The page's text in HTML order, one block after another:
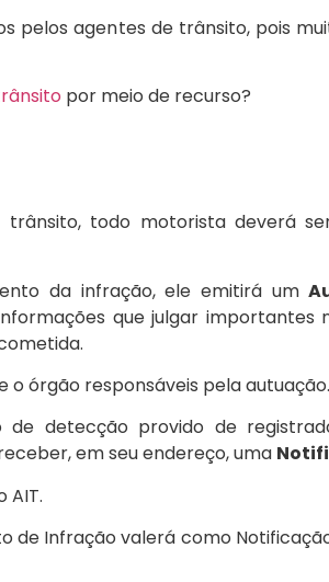
pelos agentes de trânsito, pois
por meio de recurso?
todo motorista deverá
da infração, ele emitirá um
que julgar importantes
órgão responsáveis pela autuação.
detecção provido de
em seu endereço, uma
AIT.
de Infração valerá como